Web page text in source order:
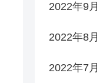
2022年9月
2022年8月
2022年7月